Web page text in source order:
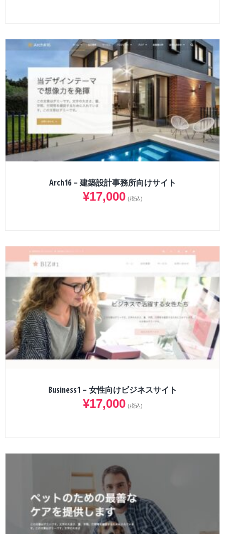
Arch16 – 建築設計事務所向けサイト
¥17,000 (税込)
Business1 – 女性向けビジネスサイト
¥17,000 (税込)